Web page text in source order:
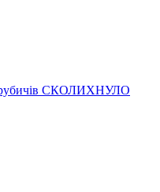
СКОЛИХНУЛО